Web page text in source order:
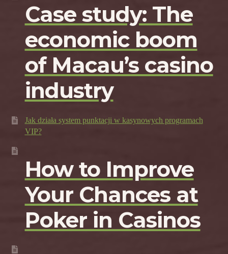
Case study: The
economic boom
of Macau’s casino
industry
Jak działa system punktacji w kasynowych programach
VIP?
How to Improve
Your Chances at
Poker in Casinos